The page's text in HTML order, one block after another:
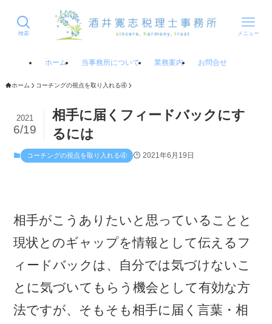
検索 メニュー
ホーム 当事務所について 業務案内 お問合せ
ホーム コーチングの視点を取り入れる④
相手に届くフィードバックにす
るには
2021
6/19
コーチングの視点を取り入れる④ 2021年6月19日
相手がこうありたいと思っていることと
現状とのギャップを情報として伝えるフ
ィードバックは、自分では気づけないこ
とに気づいてもらう機会として有効な方
法ですが、そもそも相手に届く言葉・相